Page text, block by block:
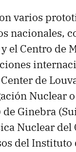
varios
nacionales,
el Centro de
de
Nuclear
de Ginebra
Nuclear del
del